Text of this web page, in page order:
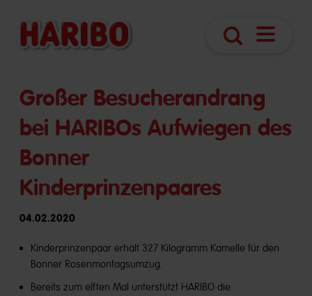
Großer Besucherandrang
bei HARIBOs Aufwiegen des
Bonner
Kinderprinzenpaares
04.02.2020
Kinderprinzenpaar erhält 327 Kilogramm Kamelle für den
Bonner Rosenmontagsumzug.
Bereits zum elften Mal unterstützt HARIBO die